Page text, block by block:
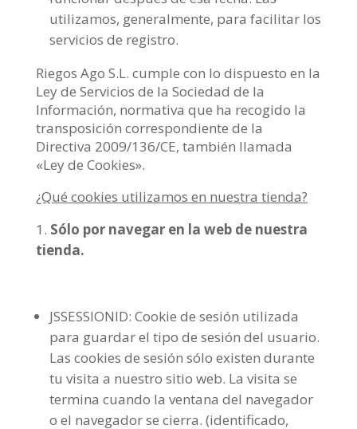
utilizamos, generalmente, para facilitar los
servicios de registro.
Riegos Ago S.L. cumple con lo dispuesto en la
Ley de Servicios de la Sociedad de la
Información, normativa que ha recogido la
transposición correspondiente de la
Directiva 2009/136/CE, también llamada
«Ley de Cookies».
¿Qué cookies utilizamos en nuestra tienda?
Sólo por navegar en la web de nuestra
tienda.
JSSESSIONID: Cookie de sesión utilizada
para guardar el tipo de sesión del usuario.
Las cookies de sesión sólo existen durante
tu visita a nuestro sitio web. La visita se
termina cuando la ventana del navegador
o el navegador se cierra. (identificado,